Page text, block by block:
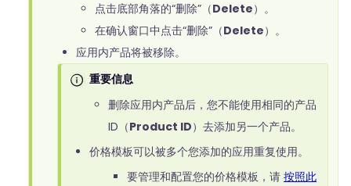
点击底部角落的“删除”（Delete）。
在确认窗口中点击“删除”（Delete）。
应用内产品将被移除。
重要信息
删除应用内产品后，您不能使用相同的产品
ID（Product ID）去添加另一个产品。
价格模板可以被多个您添加的应用重复使用。
要管理和配置您的价格模板，请 按照此